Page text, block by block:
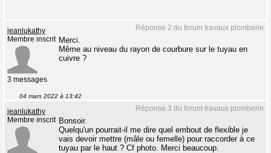
Réponse 2 du forum travaux plomberie
jeanlukathy
Membre inscrit
3 messages
Merci.
Même au niveau du rayon de courbure sur le tuyau en
cuivre ?
04 mars 2022 à 13:42
Réponse 3 du forum travaux plomberie
jeanlukathy
Membre inscrit Bonsoir.
Quelqu'un pourrait-il me dire quel embout de flexible je
vais devoir mettre (mâle ou femelle) pour raccorder à ce
tuyau par le haut ? Cf photo. Merci beaucoup.